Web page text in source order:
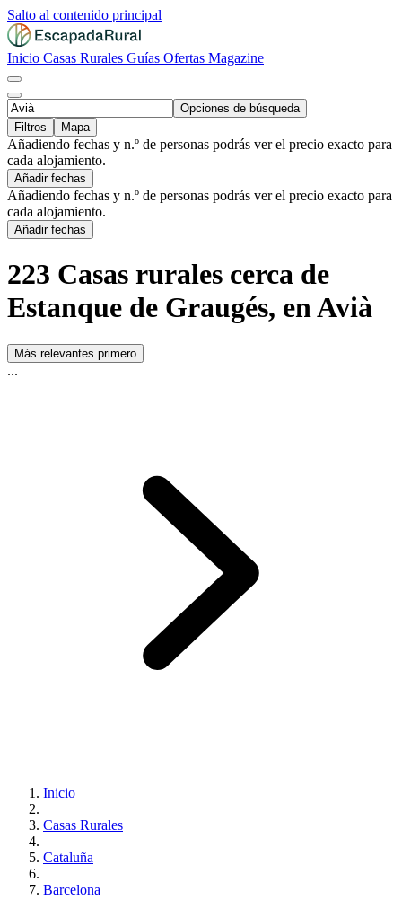
Salto al contenido principal
Inicio Casas Rurales Guías Ofertas Magazine
Opciones de búsqueda
Filtros
Mapa
Añadiendo fechas y n.º de personas podrás ver el precio exacto para
cada alojamiento.
Añadir fechas
Añadiendo fechas y n.º de personas podrás ver el precio exacto para
cada alojamiento.
Añadir fechas
223 Casas rurales cerca de
Estanque de Graugés, en Avià
Más relevantes primero
...
Inicio
Casas Rurales
Cataluña
Barcelona